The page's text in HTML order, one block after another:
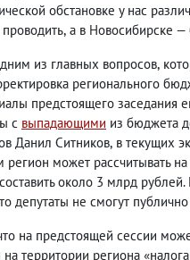
обстановке у нас
, а в Новосибирске —
из главных вопросов,
регионального
предстоящего
с выпадающими из бюджета
Данил Ситников, в текущих
регион может рассчитывать
около 3 млрд
депутаты не смогут
на предстоящей сессии
на территории региона